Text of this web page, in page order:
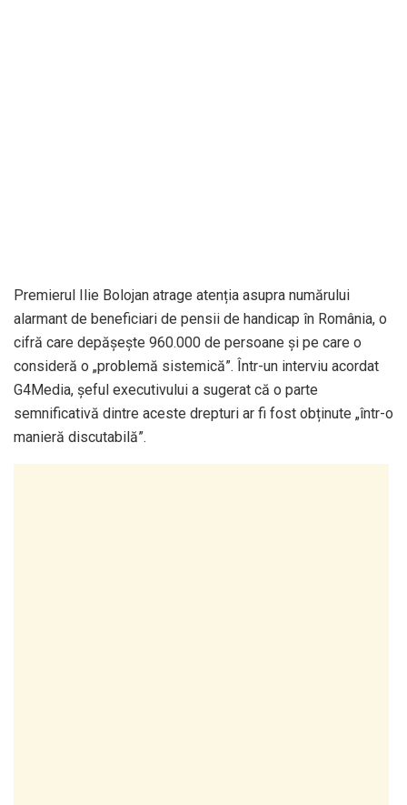
Premierul Ilie Bolojan atrage atenția asupra numărului
alarmant de beneficiari de pensii de handicap în România, o
cifră care depășește 960.000 de persoane și pe care o
consideră o „problemă sistemică”. Într-un interviu acordat
G4Media, șeful executivului a sugerat că o parte
semnificativă dintre aceste drepturi ar fi fost obținute „într-o
manieră discutabilă”.